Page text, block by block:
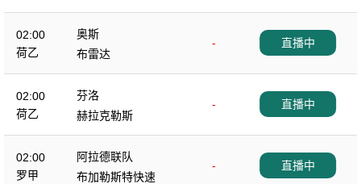
02:00
荷乙
奥斯
-
布雷达
直播中
02:00
荷乙
芬洛
-
赫拉克勒斯
直播中
02:00
罗甲
阿拉德联队
-
布加勒斯特快速
直播中